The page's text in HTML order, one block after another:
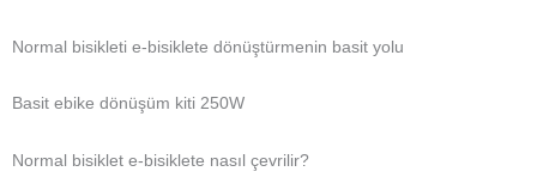
Normal bisikleti e-bisiklete dönüştürmenin basit yolu
Basit ebike dönüşüm kiti 250W
Normal bisiklet e-bisiklete nasıl çevrilir?